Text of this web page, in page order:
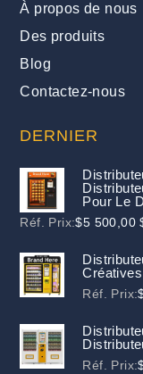
À propos de nous
Des produits
Blog
Contactez-nous
DERNIER
Pour Le
Réf. Prix:$5 500,00
Réf. Prix:
Réf. Prix: